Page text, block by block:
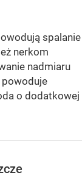
spalanie
nerkom
nadmiaru
powoduje
o dodatkowej